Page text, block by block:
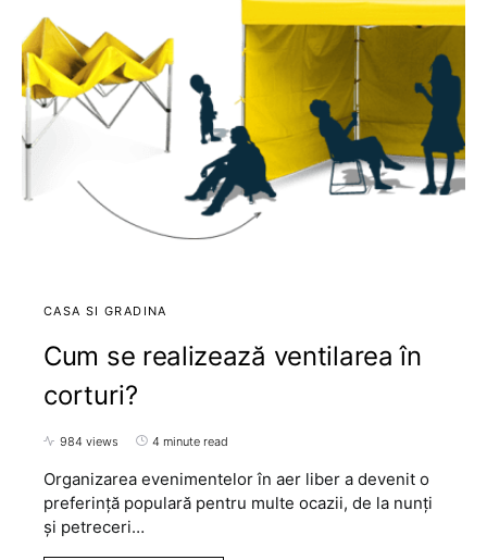
CASA SI GRADINA
Cum se realizează ventilarea în
corturi?
984 views 4 minute read
Organizarea evenimentelor în aer liber a devenit o
preferință populară pentru multe ocazii, de la nunți
și petreceri…